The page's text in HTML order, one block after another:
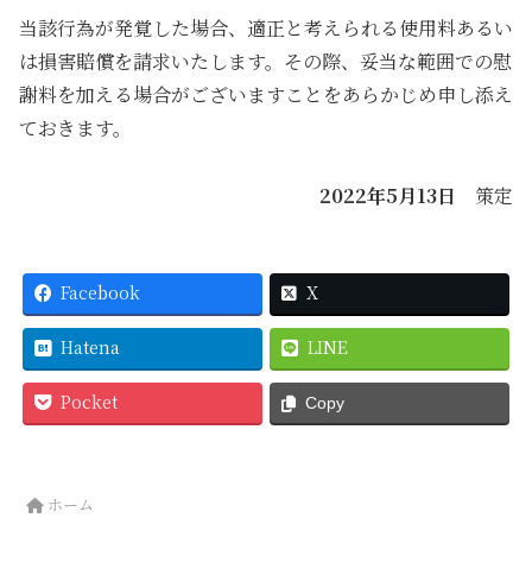
当該行為が発覚した場合、適正と考えられる使用料あるい
は損害賠償を請求いたします。その際、妥当な範囲での慰
謝料を加える場合がございますことをあらかじめ申し添え
ておきます。
2022年5月13日 策定
Facebook X
Hatena LINE
Pocket Copy
ホーム